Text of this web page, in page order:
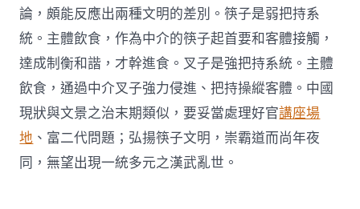
論，頗能反應出兩種文明的差別。筷子是弱把持系
統。主體飲食，作為中介的筷子起首要和客體接觸，
達成制衡和諧，才幹進食。叉子是強把持系統。主體
飲食，通過中介叉子強力侵進、把持操縱客體。中國
現狀與文景之治末期類似，要妥當處理好官講座場
地 、富二代問題；弘揚筷子文明，崇霸道而尚年夜
同，無望出現一統多元之漢武亂世。